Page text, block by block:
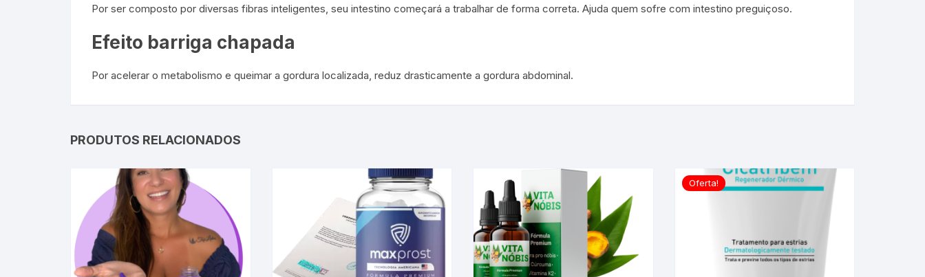
Por ser composto por diversas fibras inteligentes, seu intestino começará a trabalhar de forma correta. Ajuda quem sofre com intestino preguiçoso.
Efeito barriga chapada
Por acelerar o metabolismo e queimar a gordura localizada, reduz drasticamente a gordura abdominal.
PRODUTOS RELACIONADOS
Oferta!